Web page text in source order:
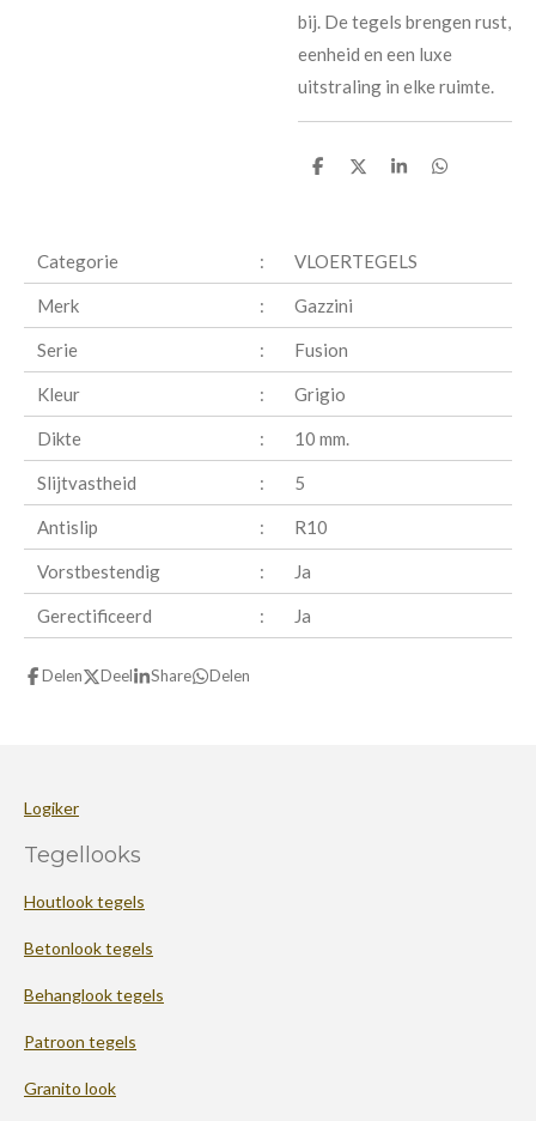
bij. De tegels brengen rust,
eenheid en een luxe
uitstraling in elke ruimte.
D
D
S
D
Categorie : VLOERTEGELS
Merk : Gazzini
Serie : Fusion
Kleur : Grigio
Dikte : 10 mm.
Slijtvastheid : 5
Antislip : R10
Vorstbestendig : Ja
Gerectificeerd : Ja
Delen Deel Share Delen
Logiker
Tegellooks
Houtlook tegels
Betonlook tegels
Behanglook tegels
Patroon tegels
Granito look